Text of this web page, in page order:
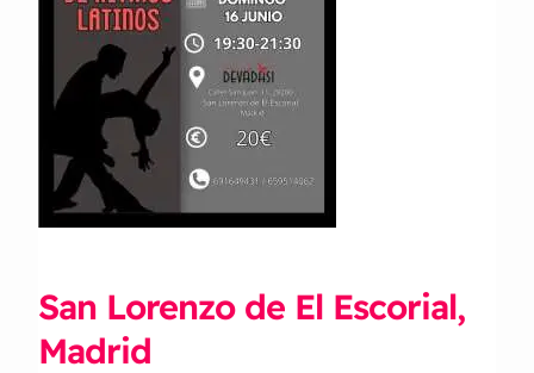
San Lorenzo de El Escorial,
Madrid